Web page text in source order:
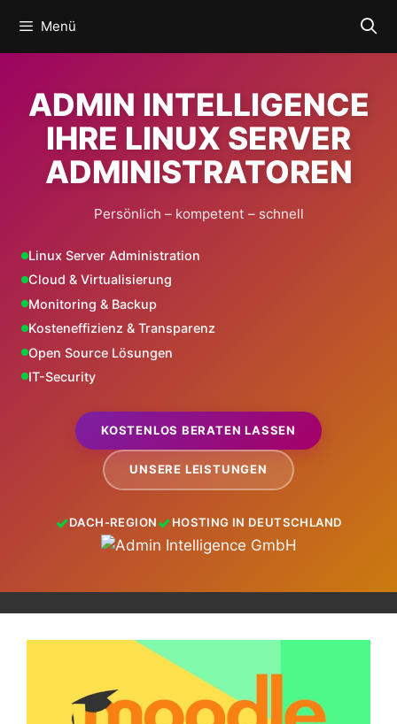
Inhalt
springen
Menü
ADMIN INTELLIGENCE
IHRE LINUX SERVER
ADMINISTRATOREN
Persönlich – kompetent – schnell
Linux Server Administration
Cloud & Virtualisierung
Monitoring & Backup
Kosteneffizienz & Transparenz
Open Source Lösungen
IT-Security
KOSTENLOS BERATEN LASSEN
UNSERE LEISTUNGEN
DACH-REGION HOSTING IN DEUTSCHLAND